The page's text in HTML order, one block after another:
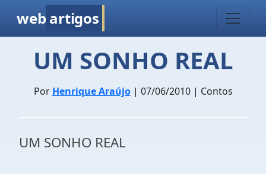
web artigos
UM SONHO REAL
Por Henrique Araújo| 07/06/2010 | Contos
UM SONHO REAL